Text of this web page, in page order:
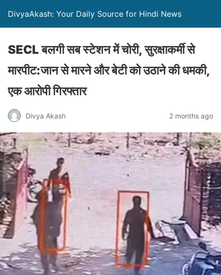
DivyaAkash: Your Daily Source for Hindi News
SECL बलगी सब स्टेशन में चोरी, सुरक्षाकर्मी से
मारपीट:जान से मारने और बेटी को उठाने की धमकी,
एक आरोपी गिरफ्तार
Divya Akash 2 months ago